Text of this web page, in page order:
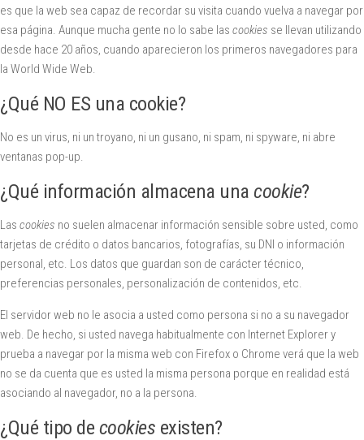
es que la web sea capaz de recordar su visita cuando vuelva a navegar por
esa página. Aunque mucha gente no lo sabe las cookies se llevan utilizando
desde hace 20 años, cuando aparecieron los primeros navegadores para
la World Wide Web.
¿Qué NO ES una cookie?
No es un virus, ni un troyano, ni un gusano, ni spam, ni spyware, ni abre
ventanas pop-up.
¿Qué información almacena una cookie?
Las cookies no suelen almacenar información sensible sobre usted, como
tarjetas de crédito o datos bancarios, fotografías, su DNI o información
personal, etc. Los datos que guardan son de carácter técnico,
preferencias personales, personalización de contenidos, etc.
El servidor web no le asocia a usted como persona si no a su navegador
web. De hecho, si usted navega habitualmente con Internet Explorer y
prueba a navegar por la misma web con Firefox o Chrome verá que la web
no se da cuenta que es usted la misma persona porque en realidad está
asociando al navegador, no a la persona.
¿Qué tipo de cookies existen?